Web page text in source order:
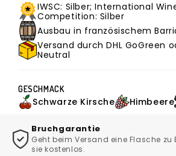
IWSC: Silber; International
Competition: Silber
Ausbau in französischem
Versand durch DHL GoGreen
Neutral
GESCHMACK
Schwarze Kirsche Himbeere
Bruchgarantie
Geht beim Versand eine Flasche zu
sie kostenlos.